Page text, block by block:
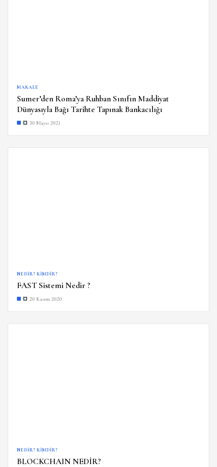
MAKALE
Sumer’den Roma’ya Ruhban Sınıfın Maddiyat
Dünyasıyla Bağı Tarihte Tapınak Bankacılığı
30 Mayıs 2021
NEDIR? KIMDIR?
FAST Sistemi Nedir ?
20 Kasım 2020
NEDIR? KIMDIR?
BLOCKCHAIN NEDİR?